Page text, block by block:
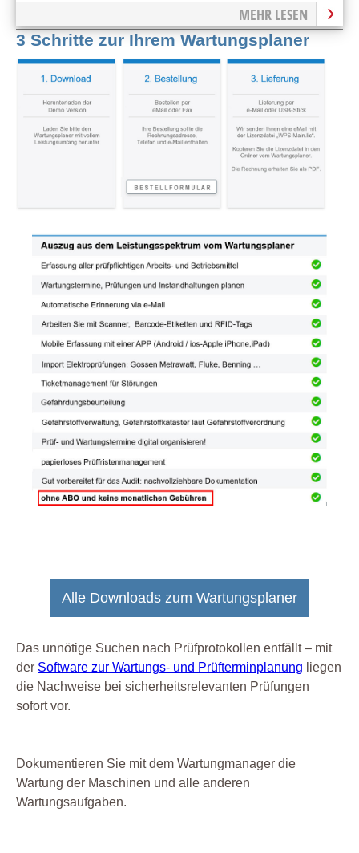
Aufgabensteuerung ist bereits die halbe Miete.MEHR LESEN
3 Schritte zur Ihrem Wartungsplaner
Alle Downloads zum Wartungsplaner
Das unnötige Suchen nach Prüfprotokollen entfällt – mit
der Software zur Wartungs- und Prüfterminplanung liegen
die Nachweise bei sicherheitsrelevanten Prüfungen
sofort vor.
Dokumentieren Sie mit dem Wartungmanager die
Wartung der Maschinen und alle anderen
Wartungsaufgaben.